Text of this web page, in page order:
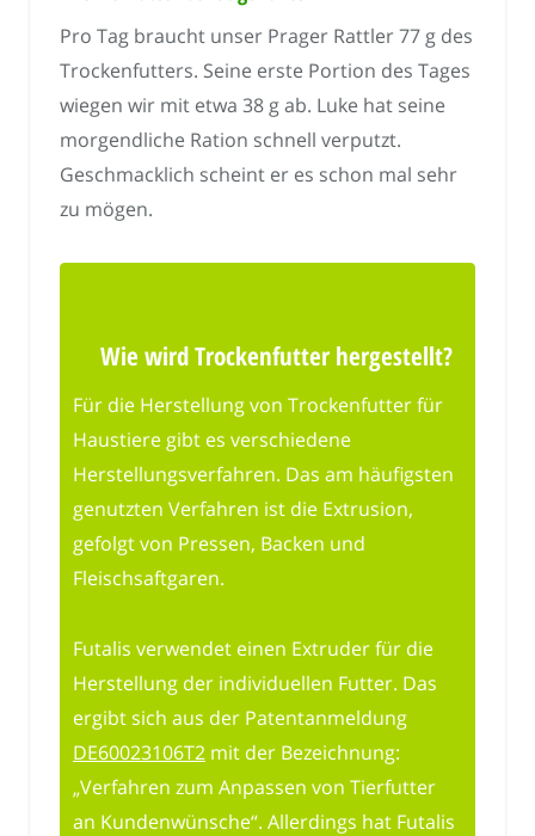
Pro Tag braucht unser Prager Rattler 77 g des
Trockenfutters. Seine erste Portion des Tages
wiegen wir mit etwa 38 g ab. Luke hat seine
morgendliche Ration schnell verputzt.
Geschmacklich scheint er es schon mal sehr
zu mögen.
Wie wird Trockenfutter hergestellt?
Für die Herstellung von Trockenfutter für
Haustiere gibt es verschiedene
Herstellungsverfahren. Das am häufigsten
genutzten Verfahren ist die Extrusion,
gefolgt von Pressen, Backen und
Fleischsaftgaren.
Futalis verwendet einen Extruder für die
Herstellung der individuellen Futter. Das
ergibt sich aus der Patentanmeldung
DE60023106T2 mit der Bezeichnung:
„Verfahren zum Anpassen von Tierfutter
an Kundenwünsche“. Allerdings hat Futalis